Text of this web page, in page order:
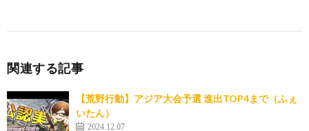
関連する記事
【荒野行動】アジア大会予選 進出TOP4まで（ふぇ
いたん）
2024.12.07